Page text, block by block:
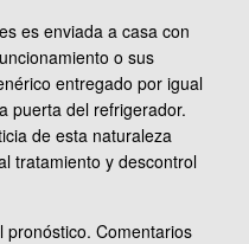
es enviada a casa con
o sus
entregado por igual
puerta del refrigerador.
de esta naturaleza
tratamiento y descontrol
pronóstico. Comentarios